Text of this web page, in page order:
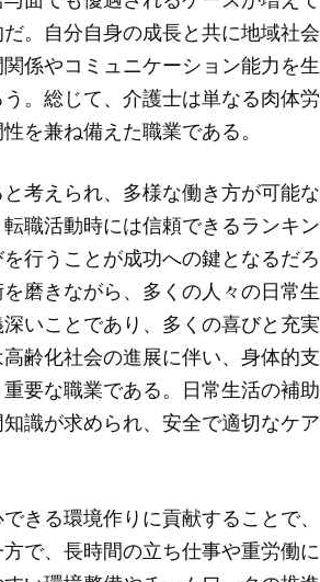
。自分自身の成長と共に地域社会
係やコミュニケーション能力を生
。総じて、介護士は単なる肉体労
を兼ね備えた職業である。
考えられ、多様な働き方が可能な
職活動時には信頼できるランキン
行うことが成功への鍵となるだろ
磨きながら、多くの人々の日常生
いことであり、多くの喜びと充実
齢化社会の進展に伴い、身体的支
要な職業である。日常生活の補助
識が求められ、安全で適切なケア
きる環境作りに貢献することで、
で、長時間の立ち仕事や重労働に